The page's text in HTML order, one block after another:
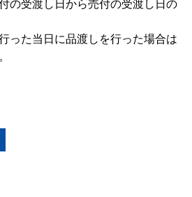
の受渡し日から売付の受渡し日の
った当日に品渡しを行った場合は